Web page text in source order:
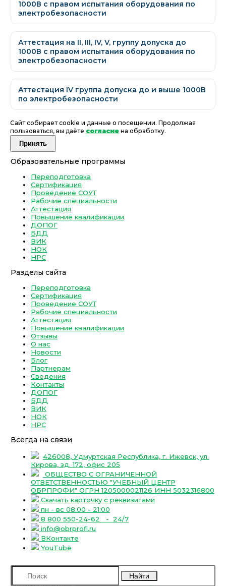
1000В с правом испытания оборудования по
электробезопасности
Аттестация на II, III, IV, V, группу допуска до
1000В с правом испытания оборудования по
электробезопасности
Аттестация IV группа допуска до и выше 1000В
по электробезопасности
Сайт собирает cookie и данные о посещении. Продолжая
пользоваться, вы даёте согласие на обработку.
Принять
Образовательные программы
Переподготовка
Сертификация
Проведение СОУТ
Рабочие специальности
Аттестация
Повышение квалификации
ДОПОГ
БДД
ВИК
НОК
НРС
Разделы сайта
Переподготовка
Сертификация
Проведение СОУТ
Рабочие специальности
Аттестация
Повышение квалификации
Отзывы
О нас
Новости
Блог
Партнерам
Сведения
Контакты
ДОПОГ
БДД
ВИК
НОК
НРС
Всегда на связи
426008, Удмуртская Республика, г. Ижевск, ул.
Кирова, зд. 172, офис 205
ОБЩЕСТВО С ОГРАНИЧЕННОЙ
ОТВЕТСТВЕННОСТЬЮ "УЧЕБНЫЙ ЦЕНТР
ОБРПРОФИ" ОГРН 1205000021126 ИНН 5032316800
Скачать карточку с реквизитами
пн - вс 08:00 - 21:00
8 800 550-24-62
- 24/7
info@obrprofi.ru
ВКонтакте
YouTube
Найти